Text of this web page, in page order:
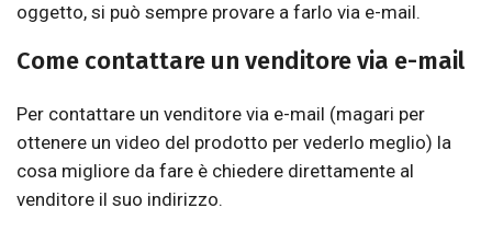
oggetto, si può sempre provare a farlo via e-mail.
Come contattare un venditore via e-mail
Per contattare un venditore via e-mail (magari per
ottenere un video del prodotto per vederlo meglio) la
cosa migliore da fare è chiedere direttamente al
venditore il suo indirizzo.